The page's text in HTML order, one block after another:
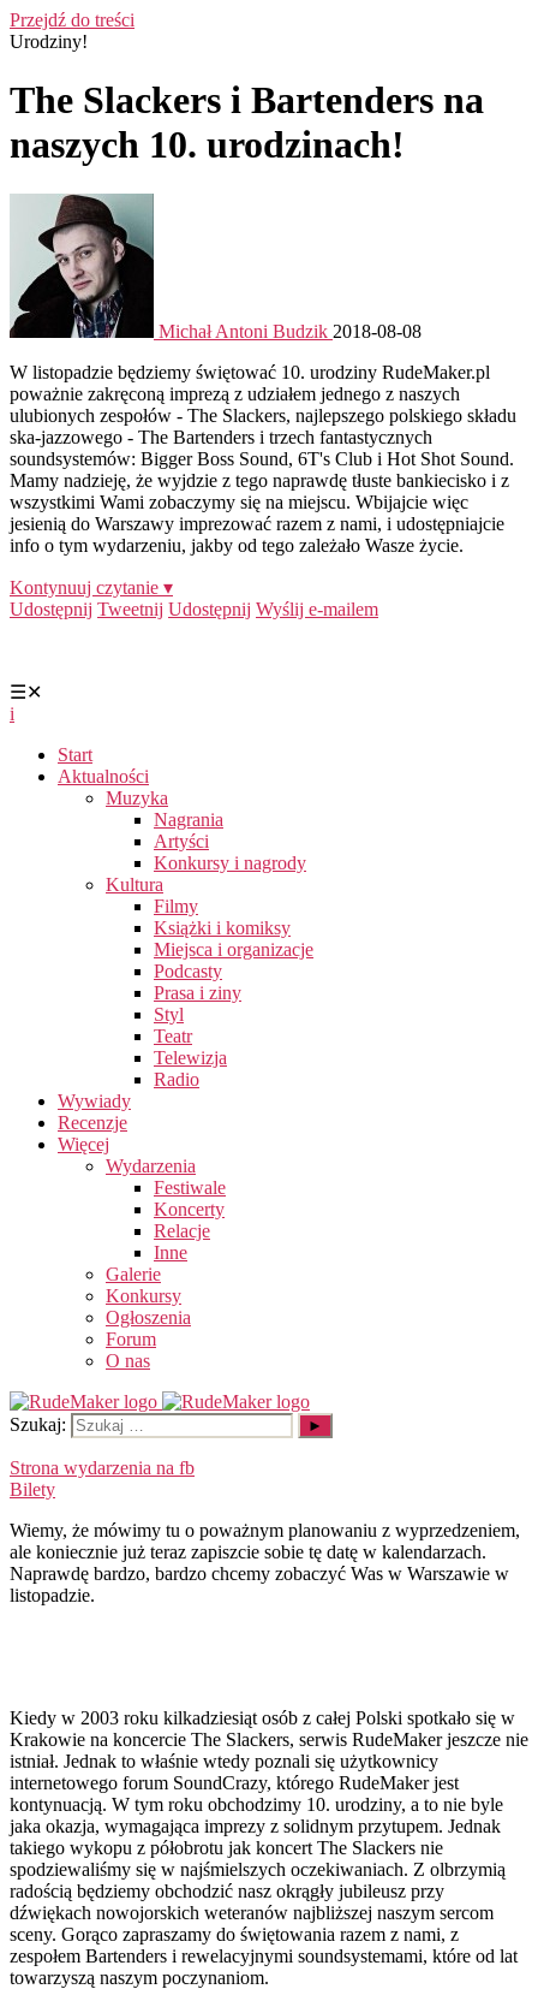
Przejdź do treści
Urodziny!
The Slackers i Bartenders na
naszych 10. urodzinach!
Michał Antoni Budzik 2018-08-08
W listopadzie będziemy świętować 10. urodziny RudeMaker.pl
poważnie zakręconą imprezą z udziałem jednego z naszych
ulubionych zespołów - The Slackers, najlepszego polskiego składu
ska-jazzowego - The Bartenders i trzech fantastycznych
soundsystemów: Bigger Boss Sound, 6T's Club i Hot Shot Sound.
Mamy nadzieję, że wyjdzie z tego naprawdę tłuste bankiecisko i z
wszystkimi Wami zobaczymy się na miejscu. Wbijajcie więc
jesienią do Warszawy imprezować razem z nami, i udostępniajcie
info o tym wydarzeniu, jakby od tego zależało Wasze życie.
Kontynuuj czytanie ▾
Udostępnij Tweetnij Udostępnij Wyślij e-mailem
☰✕
i
Start
Aktualności
Muzyka
Nagrania
Artyści
Konkursy i nagrody
Kultura
Filmy
Książki i komiksy
Miejsca i organizacje
Podcasty
Prasa i ziny
Styl
Teatr
Telewizja
Radio
Wywiady
Recenzje
Więcej
Wydarzenia
Festiwale
Koncerty
Relacje
Inne
Galerie
Konkursy
Ogłoszenia
Forum
O nas
Szukaj:
Strona wydarzenia na fb
Bilety
Wiemy, że mówimy tu o poważnym planowaniu z wyprzedzeniem,
ale koniecznie już teraz zapiszcie sobie tę datę w kalendarzach.
Naprawdę bardzo, bardzo chcemy zobaczyć Was w Warszawie w
listopadzie.
Kiedy w 2003 roku kilkadziesiąt osób z całej Polski spotkało się w
Krakowie na koncercie The Slackers, serwis RudeMaker jeszcze nie
istniał. Jednak to właśnie wtedy poznali się użytkownicy
internetowego forum SoundCrazy, którego RudeMaker jest
kontynuacją. W tym roku obchodzimy 10. urodziny, a to nie byle
jaka okazja, wymagająca imprezy z solidnym przytupem. Jednak
takiego wykopu z półobrotu jak koncert The Slackers nie
spodziewaliśmy się w najśmielszych oczekiwaniach. Z olbrzymią
radością będziemy obchodzić nasz okrągły jubileusz przy
dźwiękach nowojorskich weteranów najbliższej naszym sercom
sceny. Gorąco zapraszamy do świętowania razem z nami, z
zespołem Bartenders i rewelacyjnymi soundsystemami, które od lat
towarzyszą naszym poczynaniom.